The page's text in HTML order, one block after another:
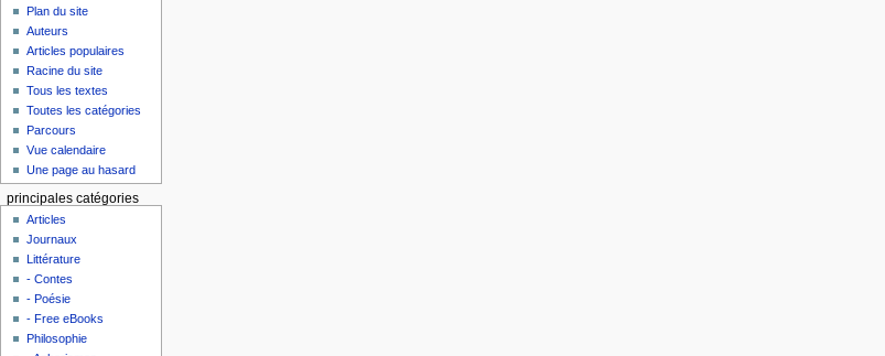
Plan du site
Auteurs
Articles populaires
Racine du site
Tous les textes
Toutes les catégories
Parcours
Vue calendaire
Une page au hasard
principales catégories
Articles
Journaux
Littérature
- Contes
- Poésie
- Free eBooks
Philosophie